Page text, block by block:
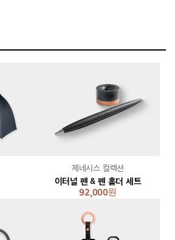
이터널 펜 & 펜 홀더 세트
92,000원
제네시스 컬렉션